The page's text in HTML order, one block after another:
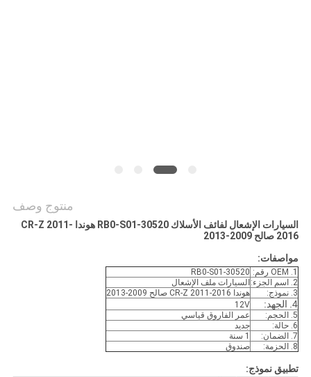
منتوج وصف
السيارات الإشعال لفائف الأسلاك 30520-RB0-S01 هوندا CR-Z 2011-
2016 صالح 2009-2013
مواصفات:
1. OEM رقم:
30520-RB0-S01
2. اسم الجزء:
السيارات ملف الإشعال
3. نموذج:
هوندا CR-Z 2011-2016 صالح 2009-2013
4. الجهد:
12V
5. الحجم:
عمر الفاروق قياسي
6. حالة:
جديد
7. الضمان:
1 سنة
8. الحزمة:
صندوق
تطبيق نموذج: